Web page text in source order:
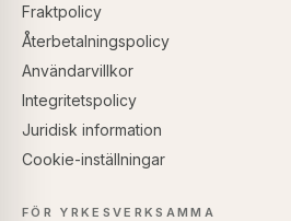
Fraktpolicy
Återbetalningspolicy
Användarvillkor
Integritetspolicy
Juridisk information
Cookie-inställningar
FÖR YRKESVERKSAMMA